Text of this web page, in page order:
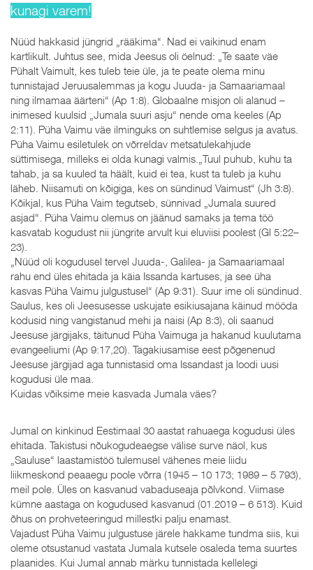
kunagi varem!
Nüüd hakkasid jüngrid „rääkima“. Nad ei vaikinud enam
kartlikult. Juhtus see, mida Jeesus oli öelnud: „Te saate väe
Pühalt Vaimult, kes tuleb teie üle, ja te peate olema minu
tunnistajad Jeruusalemmas ja kogu Juuda- ja Samaariamaal
ning ilmamaa äärteni“ (Ap 1:8). Globaalne misjon oli alanud –
inimesed kuulsid „Jumala suuri asju“ nende oma keeles (Ap
2:11). Püha Vaimu väe ilminguks on suhtlemise selgus ja avatus.
Püha Vaimu esiletulek on võrreldav metsatulekahjude
süttimisega, milleks ei olda kunagi valmis.„Tuul puhub, kuhu ta
tahab, ja sa kuuled ta häält, kuid ei tea, kust ta tuleb ja kuhu
läheb. Niisamuti on kõigiga, kes on sündinud Vaimust“ (Jh 3:8).
Kõikjal, kus Püha Vaim tegutseb, sünnivad „Jumala suured
asjad“. Püha Vaimu olemus on jäänud samaks ja tema töö
kasvatab kogudust nii jüngrite arvult kui eluviisi poolest (Gl 5:22–
23).
„Nüüd oli kogudusel tervel Juuda-, Galilea- ja Samaariamaal
rahu end üles ehitada ja käia Issanda kartuses, ja see üha
kasvas Püha Vaimu julgustusel“ (Ap 9:31). Suur ime oli sündinud.
Saulus, kes oli Jeesusesse uskujate esikiusajana käinud mööda
kodusid ning vangistanud mehi ja naisi (Ap 8:3), oli saanud
Jeesuse järgijaks, täitunud Püha Vaimuga ja hakanud kuulutama
evangeeliumi (Ap 9:17,20). Tagakiusamise eest põgenenud
Jeesuse järgijad aga tunnistasid oma Issandast ja loodi uusi
kogudusi üle maa.
Kuidas võiksime meie kasvada Jumala väes?
Jumal on kinkinud Eestimaal 30 aastat rahuaega kogudusi üles
ehitada. Takistusi nõukogudeaegse välise surve näol, kus
„Sauluse“ laastamistöö tulemusel vähenes meie liidu
liikmeskond peaaegu poole võrra (1945 – 10 173; 1989 – 5 793),
meil pole. Üles on kasvanud vabaduseaja põlvkond. Viimase
kümne aastaga on kogudused kasvanud (01.2019 – 6 513). Kuid
õhus on prohveteeringud millestki palju enamast.
Vajadust Püha Vaimu julgustuse järele hakkame tundma siis, kui
oleme otsustanud vastata Jumala kutsele osaleda tema suurtes
plaanides. Kui Jumal annab märku tunnistada kellelegi